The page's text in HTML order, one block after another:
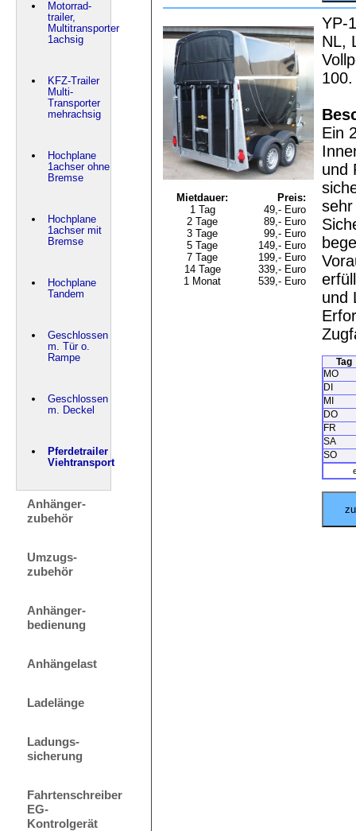
Motorrad-
trailer,
Multitransporter
1achsig
KFZ-Trailer
Multi-
Transporter
mehrachsig
Hochplane
1achser ohne
Bremse
Hochplane
1achser mit
Bremse
Hochplane
Tandem
Geschlossen
m. Tür o.
Rampe
Geschlossen
m. Deckel
Pferdetrailer
Viehtransport
Anhänger-
zubehör
Umzugs-
zubehör
Anhänger-
bedienung
Anhängelast
Ladelänge
Ladungs-
sicherung
Fahrtenschreiber
EG-
Kontrolgerät
Mietdauer:
1 Tag
2 Tage
3 Tage
5 Tage
7 Tage
14 Tage
1 Monat
Preis:
49,- Euro
89,- Euro
99,- Euro
149,- Euro
199,- Euro
339,- Euro
539,- Euro
YP-
NL,
100.
Ein
und
und
Tag
MO
DI
MI
DO
FR
SA
SO